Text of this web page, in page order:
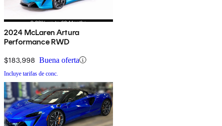
2024 McLaren Artura
Performance RWD
$183,998 Buena oferta
Incluye tarifas de conc.